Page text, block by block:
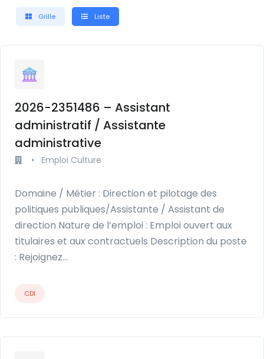
Grille Liste
2026-2351486 – Assistant
administratif / Assistante
administrative
• Emploi Culture
Domaine / Métier : Direction et pilotage des
politiques publiques/Assistante / Assistant de
direction Nature de l’emploi : Emploi ouvert aux
titulaires et aux contractuels Description du poste
: Rejoignez…
CDI